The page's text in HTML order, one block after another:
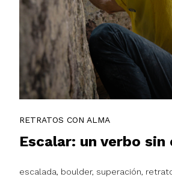
RETRATOS CON ALMA
Escalar: un verbo sin
escalada, boulder, superación,